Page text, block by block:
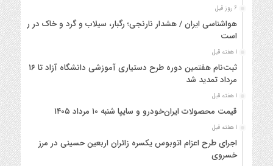
6 روز قبل
هواشناسی ایران / هشدار نارنجی؛ رگبار، سیلاب و گرد و خاک در راه
است
1 هفته قبل
ثبت‌نام هفتمین دوره طرح دستیاری آموزشی دانشگاه آزاد تا ۱۶
مرداد تمدید شد
1 هفته قبل
قیمت محصولات ایران‌خودرو و سایپا شنبه ۱۰ مرداد ۱۴۰۵
1 هفته قبل
اجرای طرح اعزام اتوبوس یکسره زائران اربعین حسینی در مرز
خسروی